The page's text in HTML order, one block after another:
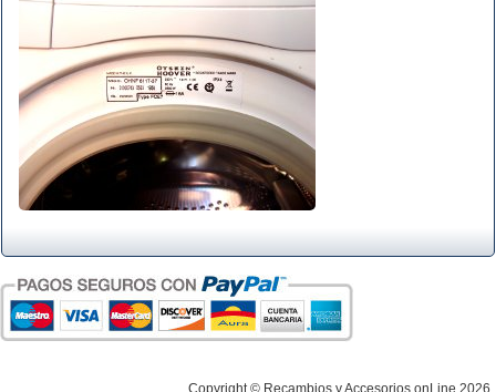
Copyright © Recambios y Accesorios onLine 2026